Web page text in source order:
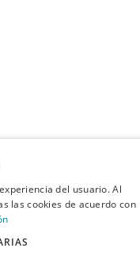
del usuario. Al
las cookies de acuerdo con